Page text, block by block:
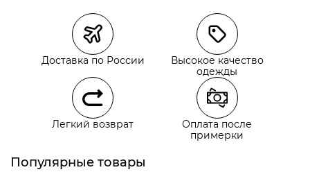
Курьерская доставка СДЭК
Самовывоз из пункта выдачи СДЭК
Самовывоз из наших магазинов
Самовывоз из пункта выдачи СДЭК
Доставка по России
Высокое качество
одежды
Легкий возврат
Оплата после
примерки
Популярные товары